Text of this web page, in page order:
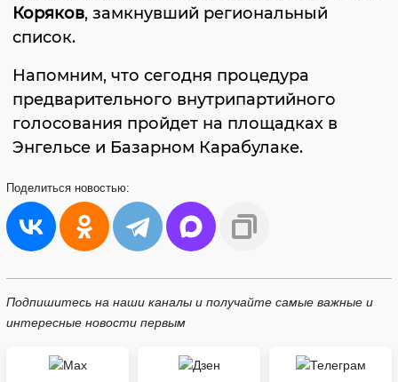
Коряков, замкнувший региональный
список.
Напомним, что сегодня процедура
предварительного внутрипартийного
голосования пройдет на площадках в
Энгельсе и Базарном Карабулаке.
Поделиться новостью:
Подпишитесь на наши каналы и получайте самые важные и
интересные новости первым